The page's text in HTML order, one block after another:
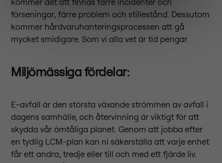
förseningar, färre problem och stillestånd. Dessutom
kommer hårdvaruhanteringsprocessen att gå
mycket smidigare. Som vi alla vet är tid pengar.
Miljömässiga fördelar:
E-avfall är den största växande strömmen av avfall i
dagens samhälle, och återvinning är viktigt för att
skydda vår ömtåliga planet. Genom att jobba efter
en tydlig LCM-plan kan ni säkerställa att varje enhet
får ett andra, tredje eller till och med ett fjärde liv.